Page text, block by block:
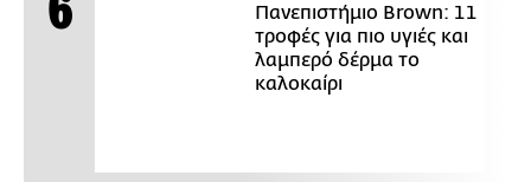
Πανεπιστήμιο Brown: 11
τροφές για πιο υγιές και
λαμπερό δέρμα το
καλοκαίρι